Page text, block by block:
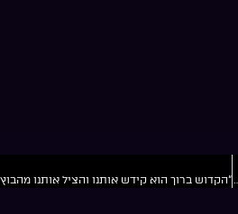
הרב ניסן דוד קיוואק שליט”א בחודש כסליו התשפ”ד אין סעודת שמחה.